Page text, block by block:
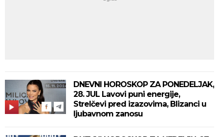
DNEVNI HOROSKOP ZA PONEDELJAK,
28. JUL Lavovi puni energije,
Strelčevi pred izazovima, Blizanci u
ljubavnom zanosu